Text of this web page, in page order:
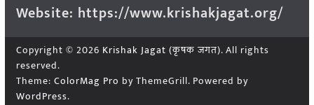
Website: https://www.krishakjagat.org/
Copyright © 2026 Krishak Jagat (कृषक जगत). All rights
reserved.
Theme: ColorMag Pro by ThemeGrill. Powered by
WordPress.